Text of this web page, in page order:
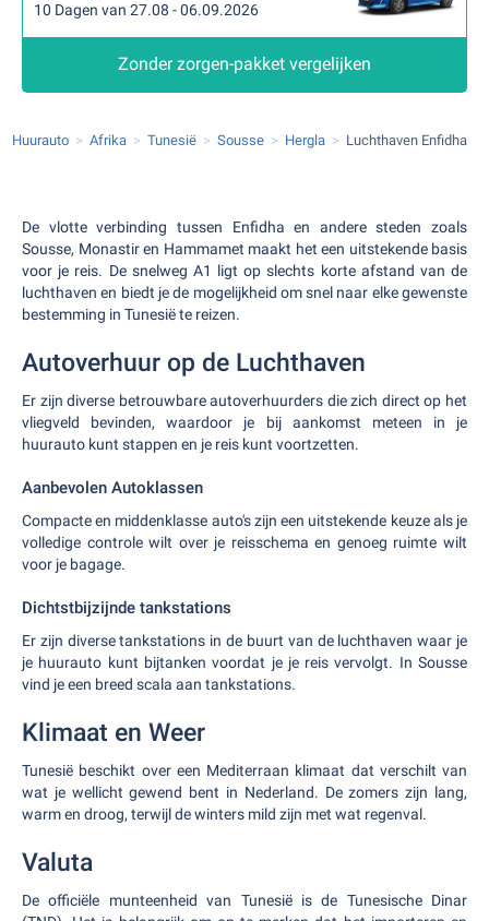
10 Dagen van 27.08 - 06.09.2026
Zonder zorgen-pakket vergelijken
Huurauto Afrika Tunesië Sousse Hergla Luchthaven Enfidha
De vlotte verbinding tussen Enfidha en andere steden zoals
Sousse, Monastir en Hammamet maakt het een uitstekende basis
voor je reis. De snelweg A1 ligt op slechts korte afstand van de
luchthaven en biedt je de mogelijkheid om snel naar elke gewenste
bestemming in Tunesië te reizen.
Autoverhuur op de Luchthaven
Er zijn diverse betrouwbare autoverhuurders die zich direct op het
vliegveld bevinden, waardoor je bij aankomst meteen in je
huurauto kunt stappen en je reis kunt voortzetten.
Aanbevolen Autoklassen
Compacte en middenklasse auto's zijn een uitstekende keuze als je
volledige controle wilt over je reisschema en genoeg ruimte wilt
voor je bagage.
Dichtstbijzijnde tankstations
Er zijn diverse tankstations in de buurt van de luchthaven waar je
je huurauto kunt bijtanken voordat je je reis vervolgt. In Sousse
vind je een breed scala aan tankstations.
Klimaat en Weer
Tunesië beschikt over een Mediterraan klimaat dat verschilt van
wat je wellicht gewend bent in Nederland. De zomers zijn lang,
warm en droog, terwijl de winters mild zijn met wat regenval.
Valuta
De officiële munteenheid van Tunesië is de Tunesische Dinar